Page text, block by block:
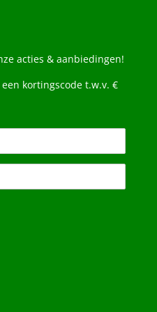
acties & aanbiedingen!
kortingscode t.w.v. €